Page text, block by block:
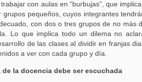
con aulas en “burbujas”, que
grupos pequeños, cuyos integrantes
con dos o tres grupos de no más
Lo que implica todo un dilema no
de las clases al dividir en franjas
a ver con cada grupo y día.
de la docencia debe ser escuchada